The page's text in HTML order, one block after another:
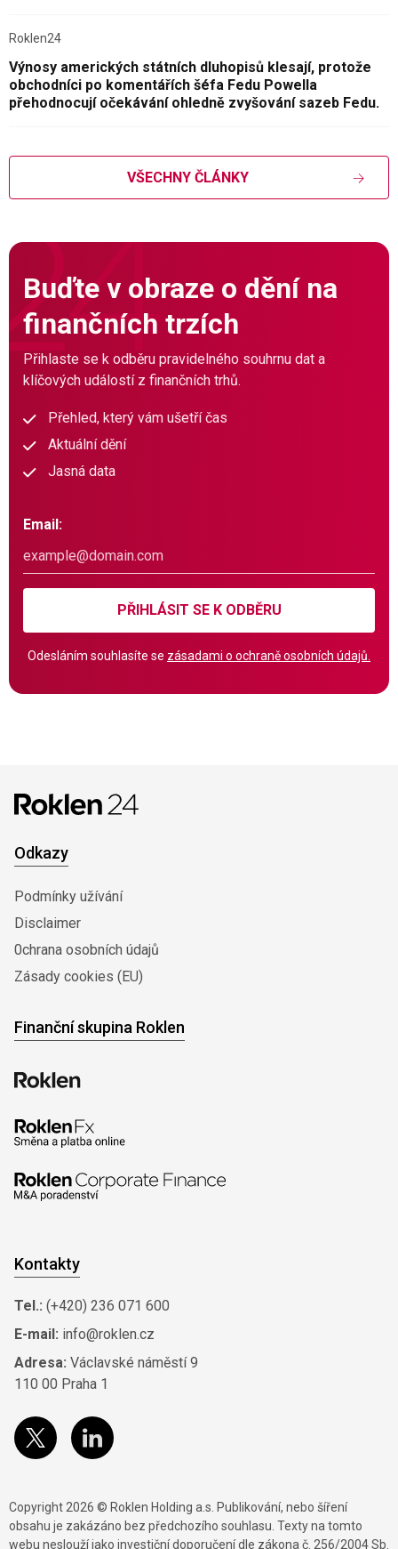
Roklen24
Výnosy amerických státních dluhopisů klesají, protože
obchodníci po komentářích šéfa Fedu Powella
přehodnocují očekávání ohledně zvyšování sazeb Fedu.
VŠECHNY ČLÁNKY
Buďte v obraze o dění na
finančních trzích
Přihlaste se k odběru pravidelného souhrnu dat a
klíčových událostí z finančních trhů.
Přehled, který vám ušetří čas
Aktuální dění
Jasná data
Email:
PŘIHLÁSIT SE K ODBĚRU
Odesláním souhlasíte se zásadami o ochraně osobních údajů.
Odkazy
Podmínky užívání
Disclaimer
0chrana osobních údajů
Zásady cookies (EU)
Finanční skupina Roklen
Kontakty
Tel.: (+420) 236 071 600
E-mail: info@roklen.cz
Adresa: Václavské náměstí 9
110 00 Praha 1
Copyright 2026 © Roklen Holding a.s. Publikování, nebo šíření
obsahu je zakázáno bez předchozího souhlasu. Texty na tomto
webu neslouží jako investiční doporučení dle zákona č. 256/2004 Sb.